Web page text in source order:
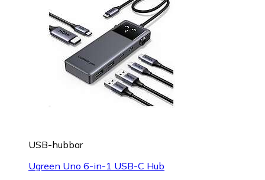
USB-hubbar
Ugreen Uno 6-in-1 USB-C Hub